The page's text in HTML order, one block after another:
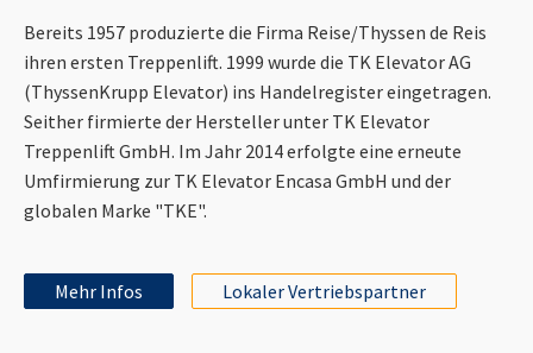
Bereits 1957 produzierte die Firma Reise/Thyssen de Reis
ihren ersten Treppenlift. 1999 wurde die TK Elevator AG
(ThyssenKrupp Elevator) ins Handelregister eingetragen.
Seither firmierte der Hersteller unter TK Elevator
Treppenlift GmbH. Im Jahr 2014 erfolgte eine erneute
Umfirmierung zur TK Elevator Encasa GmbH und der
globalen Marke "TKE".
Mehr Infos Lokaler Vertriebspartner